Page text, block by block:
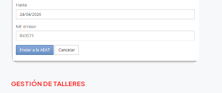
GESTIÓN DE TALLERES